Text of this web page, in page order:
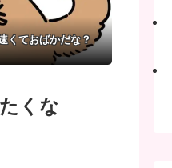
くておばかだな？
くな